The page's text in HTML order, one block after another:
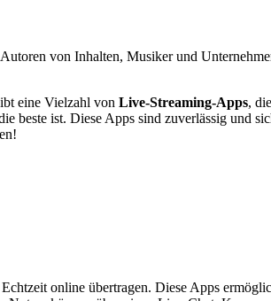
von Inhalten, Musiker und
eine Vielzahl von Live-Streaming-Apps,
beste ist. Diese Apps sind zuverlässig
online übertragen. Diese Apps